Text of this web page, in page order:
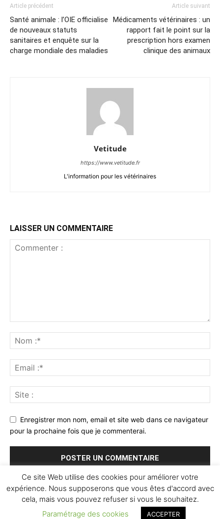
Article précédent
Santé animale : l’OIE officialise
de nouveaux statuts
sanitaires et enquête sur la
charge mondiale des maladies
Article suivant
Médicaments vétérinaires : un
rapport fait le point sur la
prescription hors examen
clinique des animaux
Vetitude
https://www.vetitude.fr
L'information pour les vétérinaires
LAISSER UN COMMENTAIRE
Enregistrer mon nom, email et site web dans ce navigateur
pour la prochaine fois que je commenterai.
Ce site Web utilise des cookies pour améliorer votre
expérience. Nous supposerons que vous êtes d'accord avec
cela, mais vous pouvez refuser si vous le souhaitez.
Paramétrage des cookies
ACCEPTER